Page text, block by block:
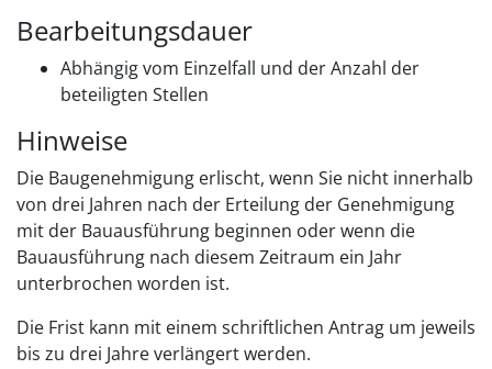
Bearbeitungsdauer
Abhängig vom Einzelfall und der Anzahl der
beteiligten Stellen
Hinweise
Die Baugenehmigung erlischt, wenn Sie nicht innerhalb
von drei Jahren nach der Erteilung der Genehmigung
mit der Bauausführung beginnen oder wenn die
Bauausführung nach diesem Zeitraum ein Jahr
unterbrochen worden ist.
Die Frist kann mit einem schriftlichen Antrag um jeweils
bis zu drei Jahre verlängert werden.